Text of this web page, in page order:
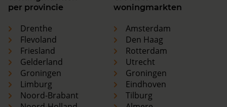
per provincie
Drenthe
Flevoland
Friesland
Gelderland
Groningen
Limburg
Noord-Brabant
woningmarkten
Amsterdam
Den Haag
Rotterdam
Utrecht
Groningen
Eindhoven
Tilburg